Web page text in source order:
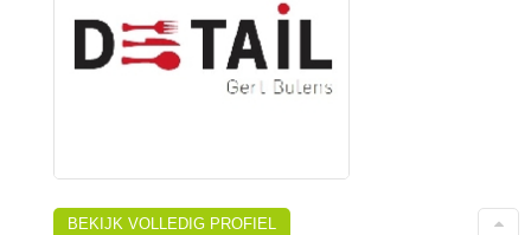
BEKIJK VOLLEDIG PROFIEL